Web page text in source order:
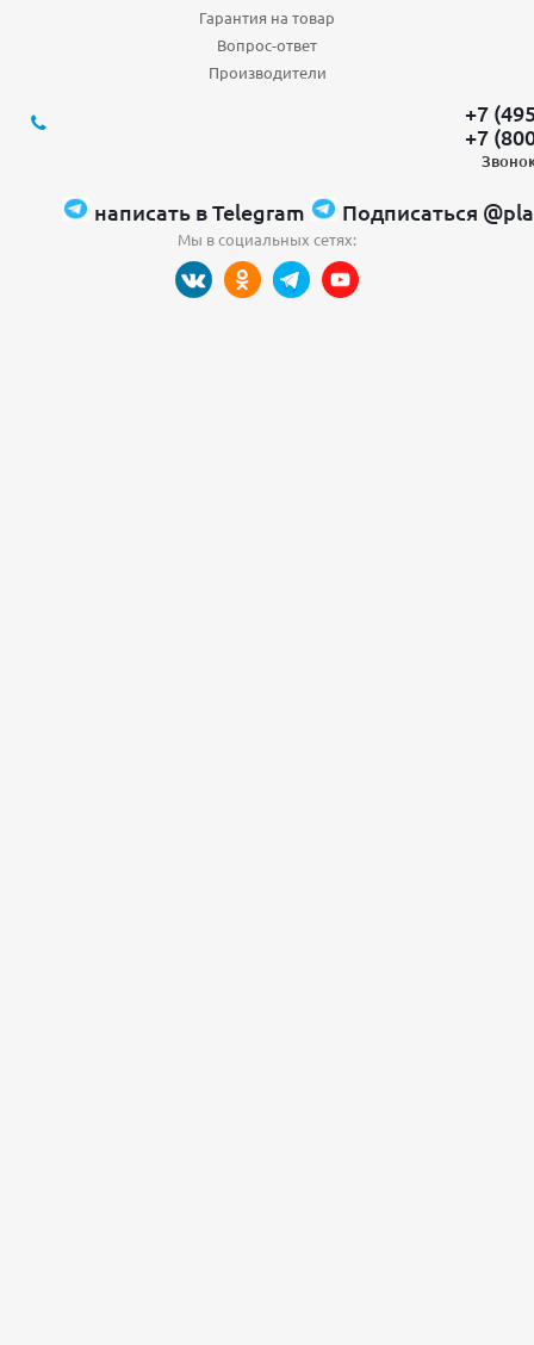
Гарантия на товар
Вопрос-ответ
Производители
+7
+7
написать в Telegram Подписаться
Мы в социальных сетях: